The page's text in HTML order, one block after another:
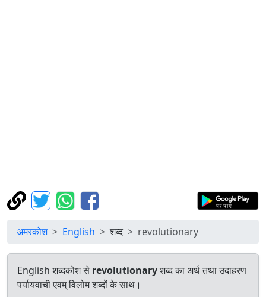
अमरकोश English शब्द revolutionary
English शब्दकोश से revolutionaryशब्द का अर्थ तथा उदाहरण
पर्यायवाची एवम् विलोम शब्दों के साथ।